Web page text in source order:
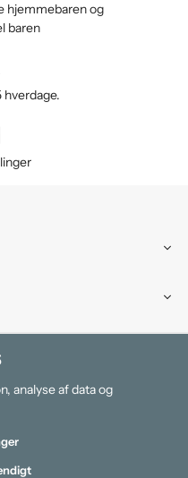
hjemmebaren og
baren
hverdage.
analyse af data og